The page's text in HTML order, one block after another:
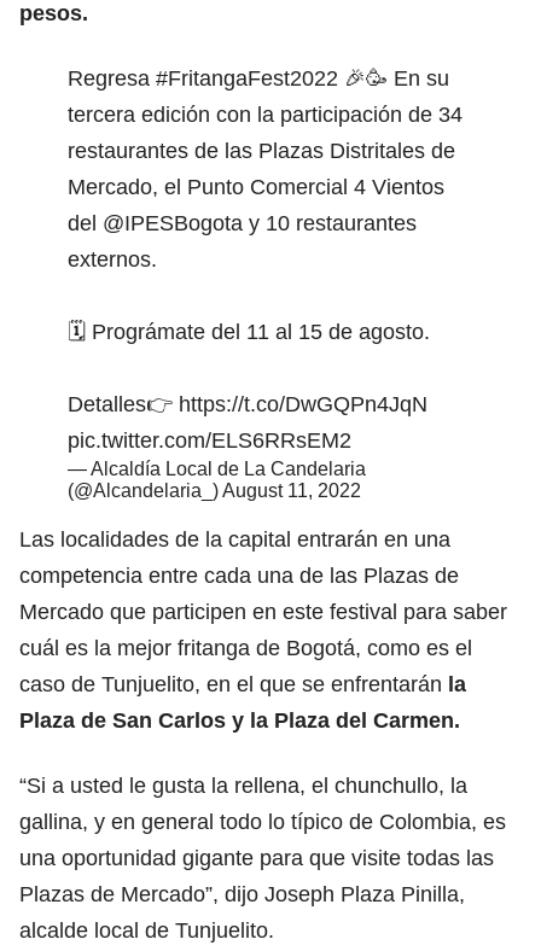
pesos.
Regresa #FritangaFest2022 🎉🥳 En su
tercera edición con la participación de 34
restaurantes de las Plazas Distritales de
Mercado, el Punto Comercial 4 Vientos
del @IPESBogota y 10 restaurantes
externos.
🗓️ Prográmate del 11 al 15 de agosto.
Detalles👉 https://t.co/DwGQPn4JqN
pic.twitter.com/ELS6RRsEM2
— Alcaldía Local de La Candelaria
(@Alcandelaria_)August 11, 2022
Las localidades de la capital entrarán en una
competencia entre cada una de las Plazas de
Mercado que participen en este festival para saber
cuál es la mejor fritanga de Bogotá, como es el
caso de Tunjuelito, en el que se enfrentarán la
Plaza de San Carlos y la Plaza del Carmen.
“Si a usted le gusta la rellena, el chunchullo, la
gallina, y en general todo lo típico de Colombia, es
una oportunidad gigante para que visite todas las
Plazas de Mercado”, dijo Joseph Plaza Pinilla,
alcalde local de Tunjuelito.